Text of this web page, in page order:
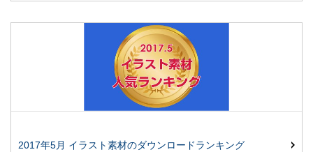
2017年5月 イラスト素材のダウンロードランキング